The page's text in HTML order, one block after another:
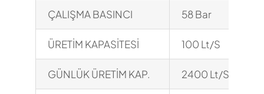
ÇALIŞMA BASINCI 58 Bar
ÜRETİM KAPASİTESİ 100 Lt/S
GÜNLÜK ÜRETİM KAP. 2400 Lt/S